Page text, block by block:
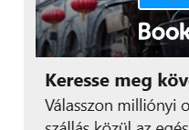
funkcióval. Az L2H2
through) modellek és a
novemberétől követik
verziók, például az
érkeznek.